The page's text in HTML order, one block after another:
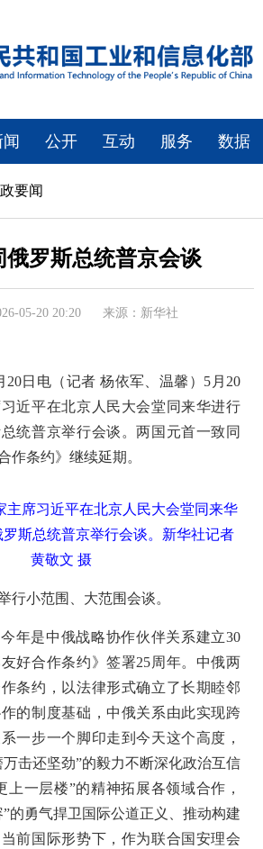
闻 公开 互动 服务 数据
要闻
俄罗斯总统普京会谈
05-20 20:20 来源：新华社
20日电（记者 杨依军、温馨）5月20
近平在北京人民大会堂同来华进行
统普京举行会谈。两国元首一致同
作条约》继续延期。
主席习近平在北京人民大会堂同来华
斯总统普京举行会谈。新华社记者
黄敬文 摄
行小范围、大范围会谈。
年是中俄战略协作伙伴关系建立30
好合作条约》签署25周年。中俄两
条约，以法律形式确立了长期睦邻
的制度基础，中俄关系由此实现跨
一步一个脚印走到今天这个高度，
击还坚劲”的毅力不断深化政治互信
上一层楼”的精神拓展各领域合作，
”的勇气捍卫国际公道正义、推动构建
前国际形势下，作为联合国安理会